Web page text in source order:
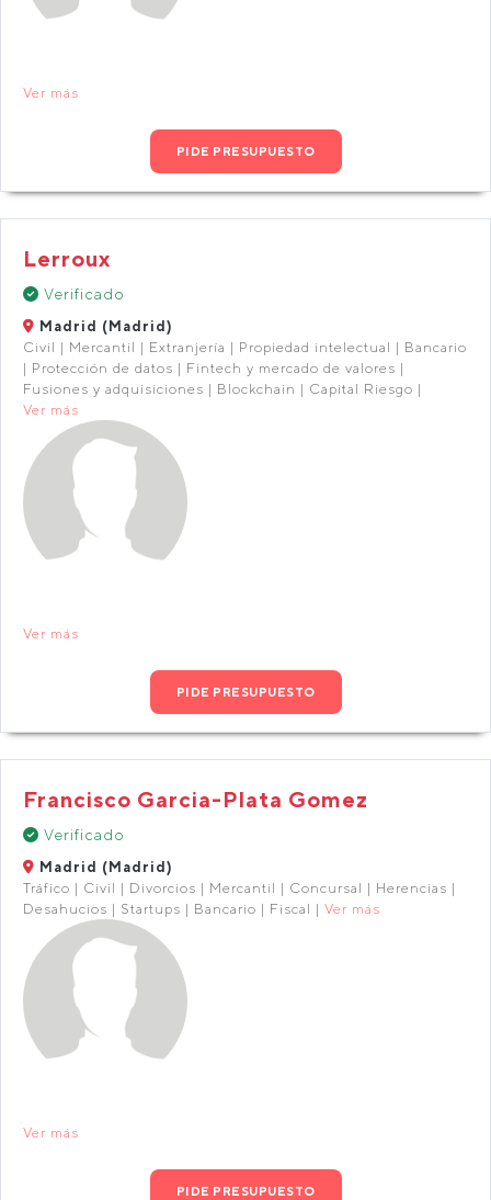
Ver más
PIDE PRESUPUESTO
Lerroux
Verificado
Madrid (Madrid)
Civil | Mercantil | Extranjería | Propiedad intelectual | Bancario
| Protección de datos | Fintech y mercado de valores |
Fusiones y adquisiciones | Blockchain | Capital Riesgo |
Ver más
Ver más
PIDE PRESUPUESTO
Francisco Garcia-Plata Gomez
Verificado
Madrid (Madrid)
Tráfico | Civil | Divorcios | Mercantil | Concursal | Herencias |
Desahucios | Startups | Bancario | Fiscal | Ver más
Ver más
PIDE PRESUPUESTO